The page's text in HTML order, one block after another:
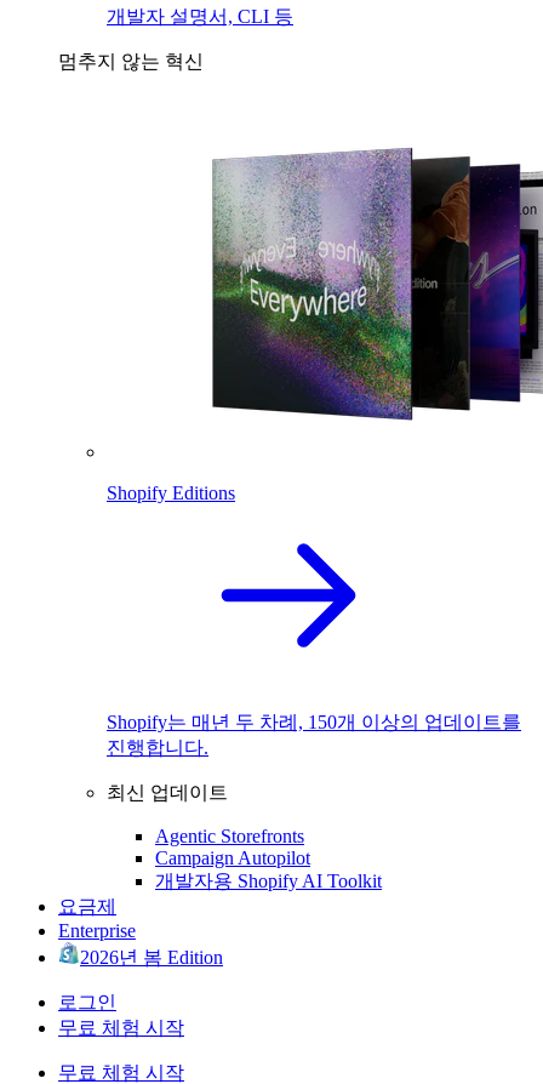
개발자 설명서, CLI 등
멈추지 않는 혁신
Shopify Editions
Shopify는 매년 두 차례, 150개 이상의 업데이트를
진행합니다.
최신 업데이트
Agentic Storefronts
Campaign Autopilot
개발자용 Shopify AI Toolkit
요금제
Enterprise
2026년 봄 Edition
로그인
무료 체험 시작
무료 체험 시작